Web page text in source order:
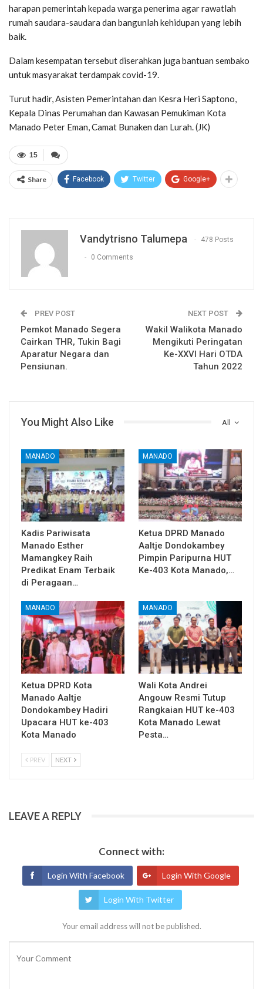
harapan pemerintah kepada warga penerima agar rawatlah
rumah saudara-saudara dan bangunlah kehidupan yang lebih
baik.
Dalam kesempatan tersebut diserahkan juga bantuan sembako
untuk masyarakat terdampak covid-19.
Turut hadir, Asisten Pemerintahan dan Kesra Heri Saptono,
Kepala Dinas Perumahan dan Kawasan Pemukiman Kota
Manado Peter Eman, Camat Bunaken dan Lurah. (JK)
15
Share Facebook Twitter Google+
Vandytrisno Talumepa 478 Posts
0 Comments
PREV POST
Pemkot Manado Segera
Cairkan THR, Tukin Bagi
Aparatur Negara dan
Pensiunan.
NEXT POST
Wakil Walikota Manado
Mengikuti Peringatan
Ke-XXVI Hari OTDA
Tahun 2022
All
You Might Also Like
MANADO
Kadis Pariwisata
Manado Esther
Mamangkey Raih
Predikat Enam Terbaik
di Peragaan…
MANADO
Ketua DPRD Manado
Aaltje Dondokambey
Pimpin Paripurna HUT
Ke-403 Kota Manado,…
MANADO
Ketua DPRD Kota
Manado Aaltje
Dondokambey Hadiri
Upacara HUT ke-403
Kota Manado
MANADO
Wali Kota Andrei
Angouw Resmi Tutup
Rangkaian HUT ke-403
Kota Manado Lewat
Pesta…
PREV NEXT
LEAVE A REPLY
Connect with:
Login With Facebook Login With Google
Login With Twitter
Your email address will not be published.